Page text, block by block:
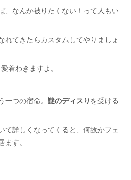
、なんか被りたくない！って人もい
れてきたらカスタムしてやりましょ
着わきますよ。
一つの宿命。謎のディスり を受ける
て詳しくなってくると、何故かフェ
す。